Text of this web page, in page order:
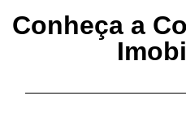
Conheça a